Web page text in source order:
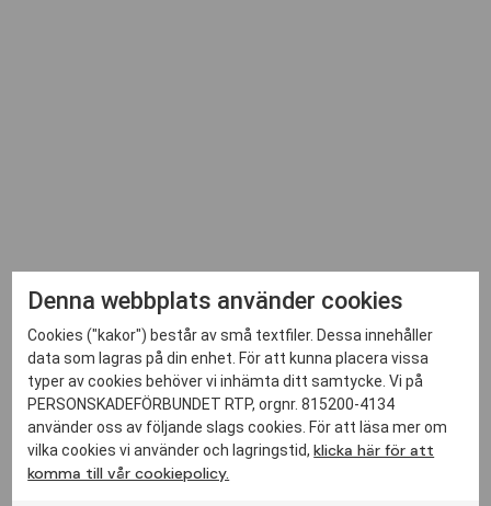
Studier med nytta för
medlemmarna
För att få medel gäller generellt att projekten
Denna webbplats använder cookies
Cookies ("kakor") består av små textfiler. Dessa innehåller
data som lagras på din enhet. För att kunna placera vissa
typer av cookies behöver vi inhämta ditt samtycke. Vi på
PERSONSKADEFÖRBUNDET RTP, orgnr. 815200-4134
använder oss av följande slags cookies. För att läsa mer om
vilka cookies vi använder och lagringstid,klicka här för att
komma till vår cookiepolicy.